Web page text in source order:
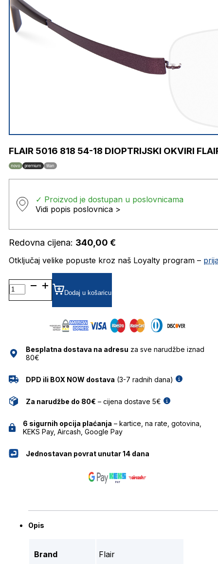
FLAIR 5016 818 54-18 DIOPTRIJSKI OKVIRI
novo premium titan
✓ Proizvod je dostupan u poslovnicama
Vidi popis poslovnica >
Redovna cijena: 340,00 €
Otključaj velike popuste kroz naš Loyalty program –
FLAIR
5016
818
DIOPTRIJSKI
FLAIR
količina
Dodaj u košaricu
Besplatna dostava na adresu za sve narudžbe iznad
80€
DPD ili BOX NOW dostava (3-7 radnih dana)
Za narudžbe do 80€ – cijena dostave 5€
6 sigurnih opcija plaćanja – kartice, na rate, gotovina,
KEKS Pay, Aircash, Google Pay
Jednostavan povrat unutar 14 dana
Opis
Brand Flair